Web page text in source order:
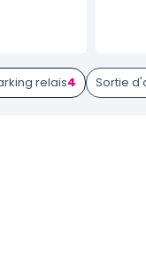
relais4 Sortie